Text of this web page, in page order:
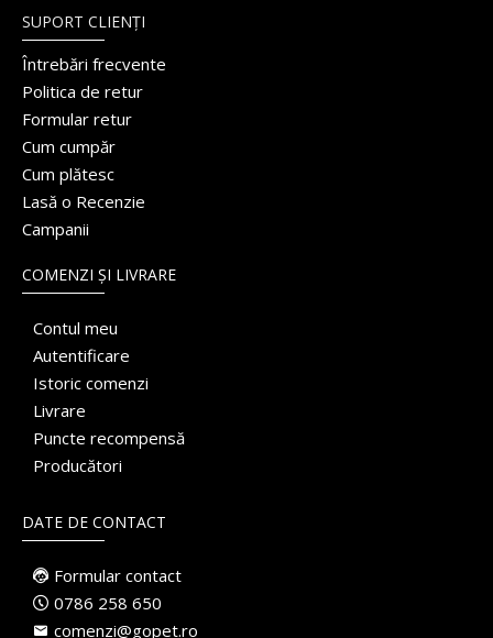
SUPORT CLIENȚI
Întrebări frecvente
Politica de retur
Formular retur
Cum cumpăr
Cum plătesc
Lasă o Recenzie
Campanii
COMENZI ȘI LIVRARE
Contul meu
Autentificare
Istoric comenzi
Livrare
Puncte recompensă
Producători
DATE DE CONTACT
Formular contact
0786 258 650
comenzi@gopet.ro